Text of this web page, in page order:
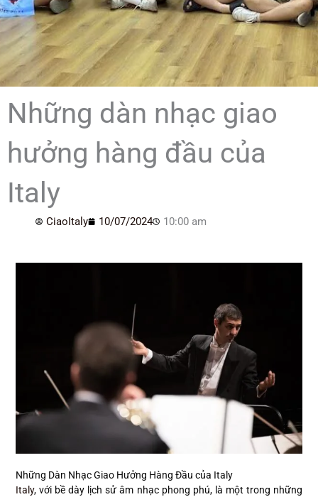
Những dàn nhạc giao
hưởng hàng đầu của
Italy
CiaoItaly 10/07/2024 10:00 am
Những Dàn Nhạc Giao Hưởng Hàng Đầu của Italy
Italy, với bề dày lịch sử âm nhạc phong phú, là một trong những